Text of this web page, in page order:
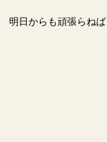
明日からも頑張らねば